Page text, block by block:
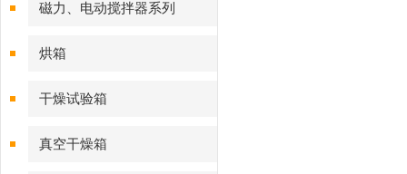
磁力、电动搅拌器系列
烘箱
干燥试验箱
真空干燥箱